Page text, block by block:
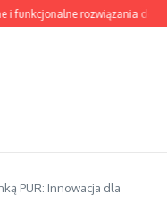
i funkcjonalne rozwiązania do
PUR: Innowacja dla